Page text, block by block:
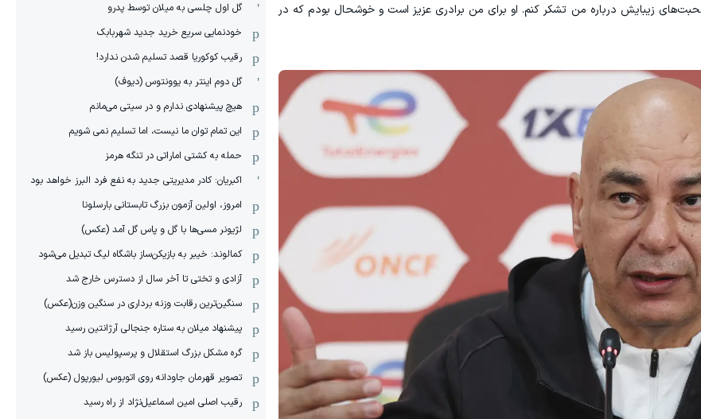
زیبایش درباره من تشکر کنم. او برای من برادری عزیز است و خوشحال بودم که در
گل اول چلسی به میلان توسط پدرو
خودنمایی سریع خرید جدید شهربابک
رقیب کوکوریا قصد تسلیم شدن ندارد!
گل دوم اینتر به یوونتوس (دیوف)
هیچ پیشنهادی ندارم و در سیتی می‌مانم
این تمام توان ما نیست، اما تسلیم نمی شویم
حمله به کشتی اماراتی در تنگه هرمز
اکبریان: کادر مدیریتی جدید به نفع فرد البرز خواهد بود
امروز، اولین آزمون بزرگ تابستانی بارسلونا
لژیونر مسی‌ها با گل و پاس گل آمد (عکس)
کمالوند: خیبر به بازیکن‌ساز باشگاه لیگ تبدیل می‌شود
آزادی و تختی تا آخر سال از دسترس خارج شد
سنگین‌ترین رقابت وزنه برداری در سنگین وزن(عکس)
پیشنهاد میلان به ستاره جنجالی آرژانتین رسید
گره مشکل بزرگ استقلال و پرسپولیس باز شد
تصویر قهرمان جاودانه روی اتوبوس لیورپول (عکس)
رقیب اصلی امین اسماعیل‌نژاد از راه رسید